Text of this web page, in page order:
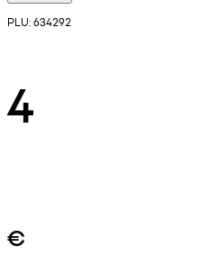
PLU: 634292
4
€